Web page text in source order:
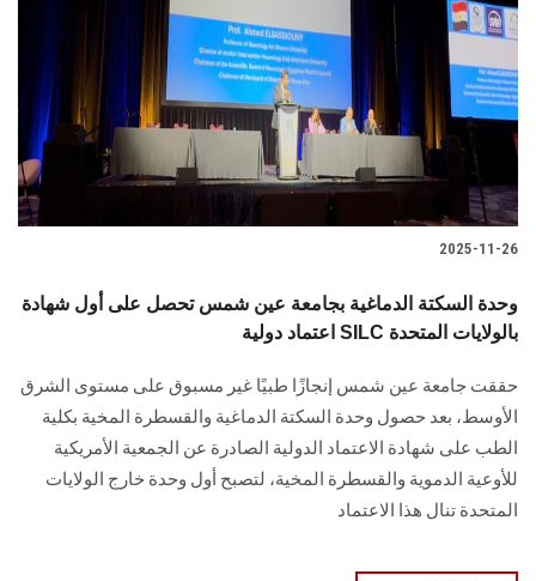
2025-11-26
وحدة السكتة الدماغية بجامعة عين شمس تحصل على أول شهادة
اعتماد دولية SILC بالولايات المتحدة
حققت جامعة عين شمس إنجازًا طبيًا غير مسبوق على مستوى الشرق
الأوسط، بعد حصول وحدة السكتة الدماغية والقسطرة المخية بكلية
الطب على شهادة الاعتماد الدولية الصادرة عن الجمعية الأمريكية
للأوعية الدموية والقسطرة المخية، لتصبح أول وحدة خارج الولايات
المتحدة تنال هذا الاعتماد